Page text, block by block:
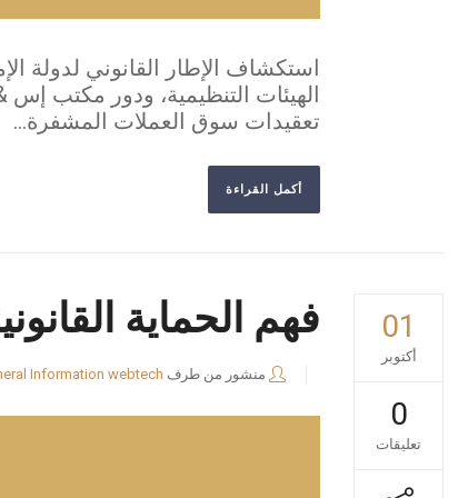
استكشاف الإطار القانوني لدولة
الهيئات التنظيمية، ودور مكتب
تعقيدات سوق العملات المشفرة...
أكمل القراءة
01
أكتوبر
0
تعليقات
فهم الحماية
منشور من طرف webtech
Information